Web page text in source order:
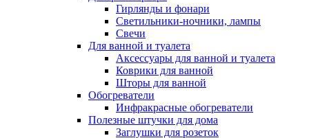
Гирлянды и фонари
Светильники-ночники, лампы
Свечи
Для ванной и туалета
Аксессуары для ванной и туалета
Коврики для ванной
Шторы для ванной
Обогреватели
Инфракрасные обогреватели
Полезные штучки для дома
Заглушки для розеток